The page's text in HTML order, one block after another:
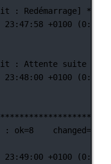
:
23:47:58 +0100
: Attente suite
23:48:00 +0100
changed=6
23:49:00 +0100